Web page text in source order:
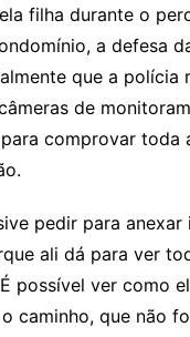
filha durante o
a defesa
que a polícia
de
comprovar toda
pedir para anexar
ali dá para ver
possível ver como
caminho, que não